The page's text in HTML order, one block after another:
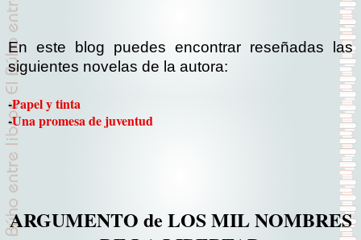
En este blog puedes encontrar reseñadas las
siguientes novelas de la autora:
-Papel y tinta
-Una promesa de juventud
ARGUMENTO de LOS MIL NOMBRES